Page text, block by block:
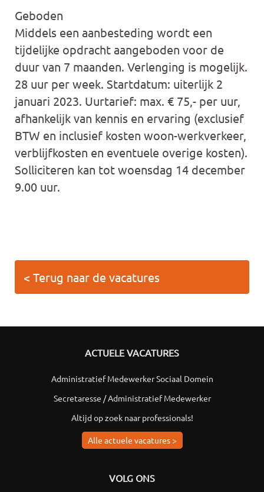
Geboden
Middels een aanbesteding wordt een
tijdelijke opdracht aangeboden voor de
duur van 7 maanden. Verlenging is mogelijk.
28 uur per week. Startdatum: uiterlijk 2
januari 2023. Uurtarief: max. € 75,- per uur,
afhankelijk van kennis en ervaring (exclusief
BTW en inclusief kosten woon-werkverkeer,
verblijfkosten en eventuele overige kosten).
Solliciteren kan tot woensdag 14 december
9.00 uur.
< Terug naar de vacatures
ACTUELE VACATURES
Administratief Medewerker Sociaal Domein
Secretaresse / Administratief Medewerker
Altijd op zoek naar professionals!
Alle actuele vacatures >
VOLG ONS